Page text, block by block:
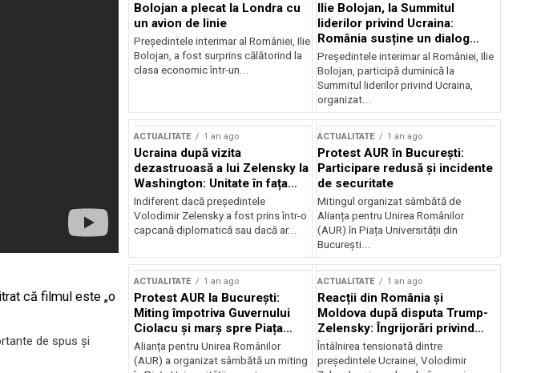
că filmul este „o
de spus și
Bolojan a plecat la Londra cu
un avion de linie
Președintele interimar al României, Ilie
Bolojan, a fost surprins călătorind la
clasa economic într-un...
Ilie Bolojan, la Summitul
liderilor privind Ucraina:
România susține un dialog
transatlantic pentru securitate
și stabilitate
Președintele interimar al României, Ilie
Bolojan, participă duminică la
Summitul liderilor privind Ucraina,
organizat...
ACTUALITATE 1 an ago
Ucraina după vizita
dezastruoasă a lui Zelensky la
Washington: Unitate în fața
incertitudinii
Indiferent dacă președintele
Volodimir Zelensky a fost prins într-o
capcană diplomatică sau dacă ar...
ACTUALITATE 1 an ago
Protest AUR în București:
Participare redusă și incidente
de securitate
Mitingul organizat sâmbătă de
Alianța pentru Unirea Românilor
(AUR) în Piața Universității din
București...
ACTUALITATE 1 an ago
Protest AUR la București:
Miting împotriva Guvernului
Ciolacu și marș spre Piața
Victoriei
Alianța pentru Unirea Românilor
(AUR) a organizat sâmbătă un miting
ACTUALITATE 1 an ago
Reacții din România și
Moldova după disputa Trump-
Zelensky: Îngrijorări privind
securitatea regională
Întâlnirea tensionată dintre
președintele Ucrainei, Volodimir